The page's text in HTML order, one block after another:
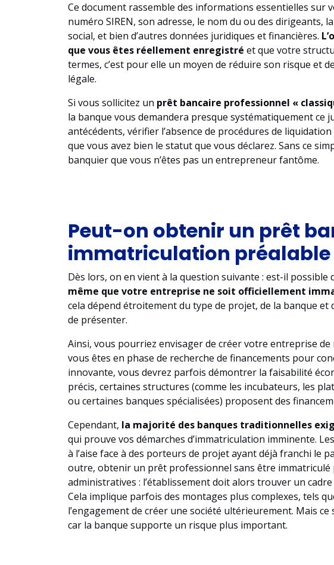
Ce document rassemble des informations essentielles sur
numéro SIREN, son adresse, le nom du ou des dirigeants,
social, et bien d’autres données juridiques et financières.
que vous êtes réellement enregistré et que votre
termes, c’est pour elle un moyen de réduire son risque et
légale.
Si vous sollicitez un prêt bancaire professionnel «
la banque vous demandera presque systématiquement ce
antécédents, vérifier l’absence de procédures de
que vous avez bien le statut que vous déclarez. Sans ce
banquier que vous n’êtes pas un entrepreneur fantôme.
Peut-on obtenir un prêt
immatriculation préalable
Dès lors, on en vient à la question suivante : est-il possible
même que votre entreprise ne soit officiellement
cela dépend étroitement du type de projet, de la banque et
de présenter.
Ainsi, vous pourriez envisager de créer votre entreprise
vous êtes en phase de recherche de financements pour
innovante, vous devrez parfois démontrer la faisabilité
précis, certaines structures (comme les incubateurs, les
ou certaines banques spécialisées) proposent des
Cependant, la majorité des banques traditionnelles
qui prouve vos démarches d’immatriculation imminente.
à l’aise face à des porteurs de projet ayant déjà franchi le
outre, obtenir un prêt professionnel sans être immatriculé
administratives : l’établissement doit alors trouver un
Cela implique parfois des montages plus complexes, tels
l’engagement de créer une société ultérieurement. Mais
car la banque supporte un risque plus important.